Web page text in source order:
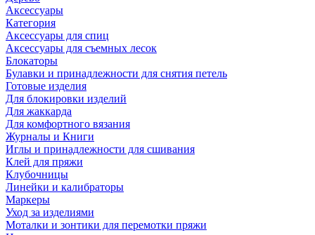
Аксессуары
Категория
Аксессуары для спиц
Аксессуары для съемных лесок
Блокаторы
Булавки и принадлежности для снятия петель
Готовые изделия
Для блокировки изделий
Для жаккарда
Для комфортного вязания
Журналы и Книги
Иглы и принадлежности для сшивания
Клей для пряжи
Клубочницы
Линейки и калибраторы
Маркеры
Уход за изделиями
Моталки и зонтики для перемотки пряжи